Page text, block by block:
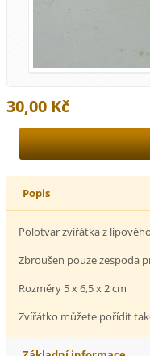
30,00 Kč
Popis
Polotvar zvířátka z
Zbroušen pouze zespoda
Rozměry 5 x 6,5 x 2 cm
Zvířátko můžete pořídit